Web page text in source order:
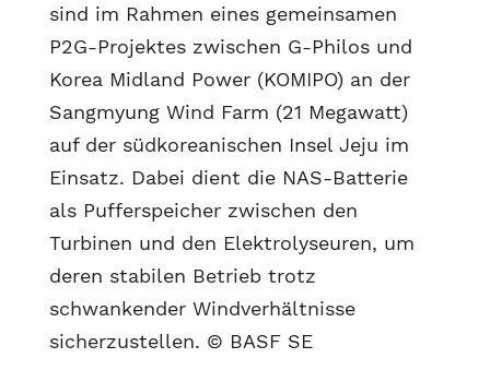
sind im Rahmen eines gemeinsamen
P2G-Projektes zwischen G-Philos und
Korea Midland Power (KOMIPO) an der
Sangmyung Wind Farm (21 Megawatt)
auf der südkoreanischen Insel Jeju im
Einsatz. Dabei dient die NAS-Batterie
als Pufferspeicher zwischen den
Turbinen und den Elektrolyseuren, um
deren stabilen Betrieb trotz
schwankender Windverhältnisse
sicherzustellen. © BASF SE